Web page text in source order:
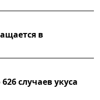
в
случаев укуса